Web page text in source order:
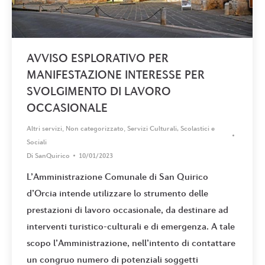
AVVISO ESPLORATIVO PER
MANIFESTAZIONE INTERESSE PER
SVOLGIMENTO DI LAVORO
OCCASIONALE
Altri servizi Non categorizzato Servizi Culturali, Scolastici e
Sociali
Di SanQuirico 10/01/2023
L’Amministrazione Comunale di San Quirico
d’Orcia intende utilizzare lo strumento delle
prestazioni di lavoro occasionale, da destinare ad
interventi turistico-culturali e di emergenza. A tale
scopo l’Amministrazione, nell’intento di contattare
un congruo numero di potenziali soggetti